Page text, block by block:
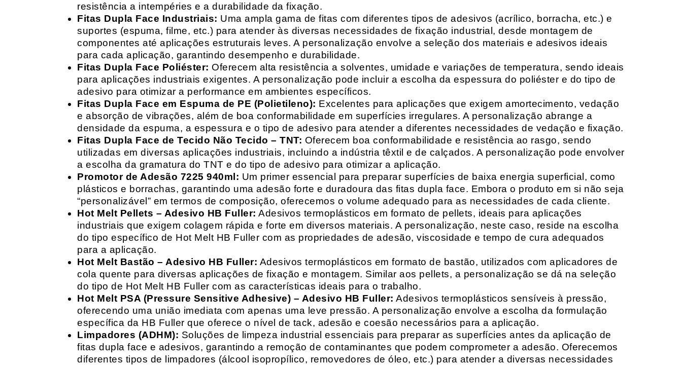
resistência a intempéries e a durabilidade da fixação.
Fitas Dupla Face Industriais: Uma ampla gama de fitas com diferentes tipos de adesivos (acrílico, borracha, etc.) e
suportes (espuma, filme, etc.) para atender às diversas necessidades de fixação industrial, desde montagem de
componentes até aplicações estruturais leves. A personalização envolve a seleção dos materiais e adesivos ideais
para cada aplicação, garantindo desempenho e durabilidade.
Fitas Dupla Face Poliéster: Oferecem alta resistência a solventes, umidade e variações de temperatura, sendo ideais
para aplicações industriais exigentes. A personalização pode incluir a escolha da espessura do poliéster e do tipo de
adesivo para otimizar a performance em ambientes específicos.
Fitas Dupla Face em Espuma de PE (Polietileno): Excelentes para aplicações que exigem amortecimento, vedação
e absorção de vibrações, além de boa conformabilidade em superfícies irregulares. A personalização abrange a
densidade da espuma, a espessura e o tipo de adesivo para atender a diferentes necessidades de vedação e fixação.
Fitas Dupla Face de Tecido Não Tecido – TNT: Oferecem boa conformabilidade e resistência ao rasgo, sendo
utilizadas em diversas aplicações industriais, incluindo a indústria têxtil e de calçados. A personalização pode envolver
a escolha da gramatura do TNT e do tipo de adesivo para otimizar a aplicação.
Promotor de Adesão 7225 940ml: Um primer essencial para preparar superfícies de baixa energia superficial, como
plásticos e borrachas, garantindo uma adesão forte e duradoura das fitas dupla face. Embora o produto em si não seja
“personalizável” em termos de composição, oferecemos o volume adequado para as necessidades de cada cliente.
Hot Melt Pellets – Adesivo HB Fuller: Adesivos termoplásticos em formato de pellets, ideais para aplicações
industriais que exigem colagem rápida e forte em diversos materiais. A personalização, neste caso, reside na escolha
do tipo específico de Hot Melt HB Fuller com as propriedades de adesão, viscosidade e tempo de cura adequados
para a aplicação.
Hot Melt Bastão – Adesivo HB Fuller: Adesivos termoplásticos em formato de bastão, utilizados com aplicadores de
cola quente para diversas aplicações de fixação e montagem. Similar aos pellets, a personalização se dá na seleção
do tipo de Hot Melt HB Fuller com as características ideais para o trabalho.
Hot Melt PSA (Pressure Sensitive Adhesive) – Adesivo HB Fuller: Adesivos termoplásticos sensíveis à pressão,
oferecendo uma união imediata com apenas uma leve pressão. A personalização envolve a escolha da formulação
específica da HB Fuller que oferece o nível de tack, adesão e coesão necessários para a aplicação.
Limpadores (ADHM): Soluções de limpeza industrial essenciais para preparar as superfícies antes da aplicação de
fitas dupla face e adesivos, garantindo a remoção de contaminantes que podem comprometer a adesão. Oferecemos
diferentes tipos de limpadores (álcool isopropílico, removedores de óleo, etc.) para atender a diversas necessidades